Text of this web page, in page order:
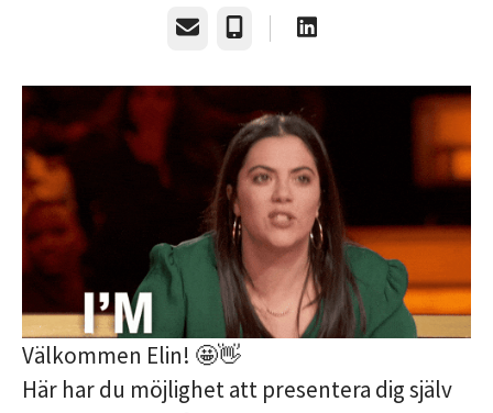
E-post Telefonnummer
Välkommen Elin! 🤩👋
Här har du möjlighet att presentera dig själv